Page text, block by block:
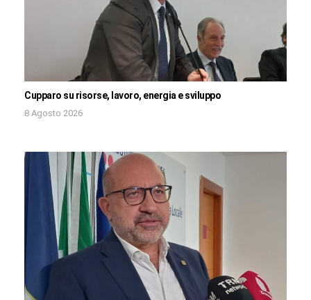
Cupparo su risorse, lavoro, energia e sviluppo
8 Agosto 2026